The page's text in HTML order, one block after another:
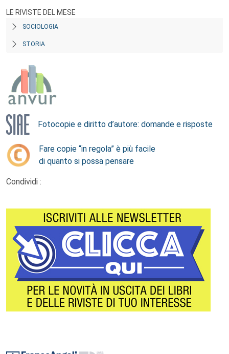
LE RIVISTE DEL MESE
SOCIOLOGIA
STORIA
Fotocopie e diritto d’autore: domande e risposte
Fare copie “in regola” è più facile
di quanto si possa pensare
Condividi :